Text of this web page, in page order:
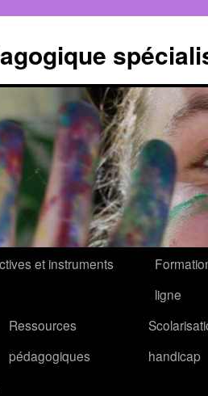
et instruments
ligne
Ressources
pédagogiques
handicap